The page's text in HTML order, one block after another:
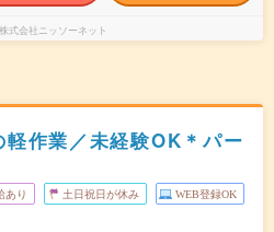
株式会社ニッソーネット
作業／未経験OK＊パー
あり 土日祝日が休み WEB登録OK